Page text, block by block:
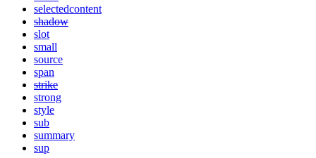
selectedcontent
shadow
slot
small
source
span
strike
strong
style
sub
summary
sup